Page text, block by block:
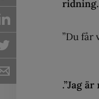
ridning.
”Du får
.”Jag